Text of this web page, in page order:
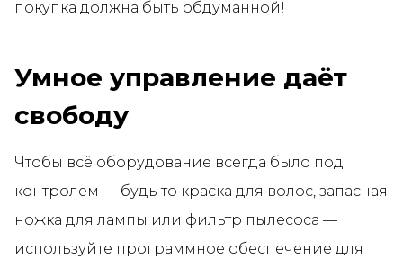
покупка должна быть обдуманной!
Умное управление даёт
свободу
Чтобы всё оборудование всегда было под
контролем — будь то краска для волос, запасная
ножка для лампы или фильтр пылесоса —
используйте программное обеспечение для